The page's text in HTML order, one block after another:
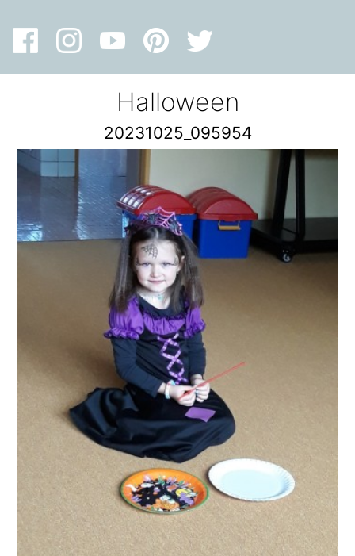
Halloween
20231025_095954